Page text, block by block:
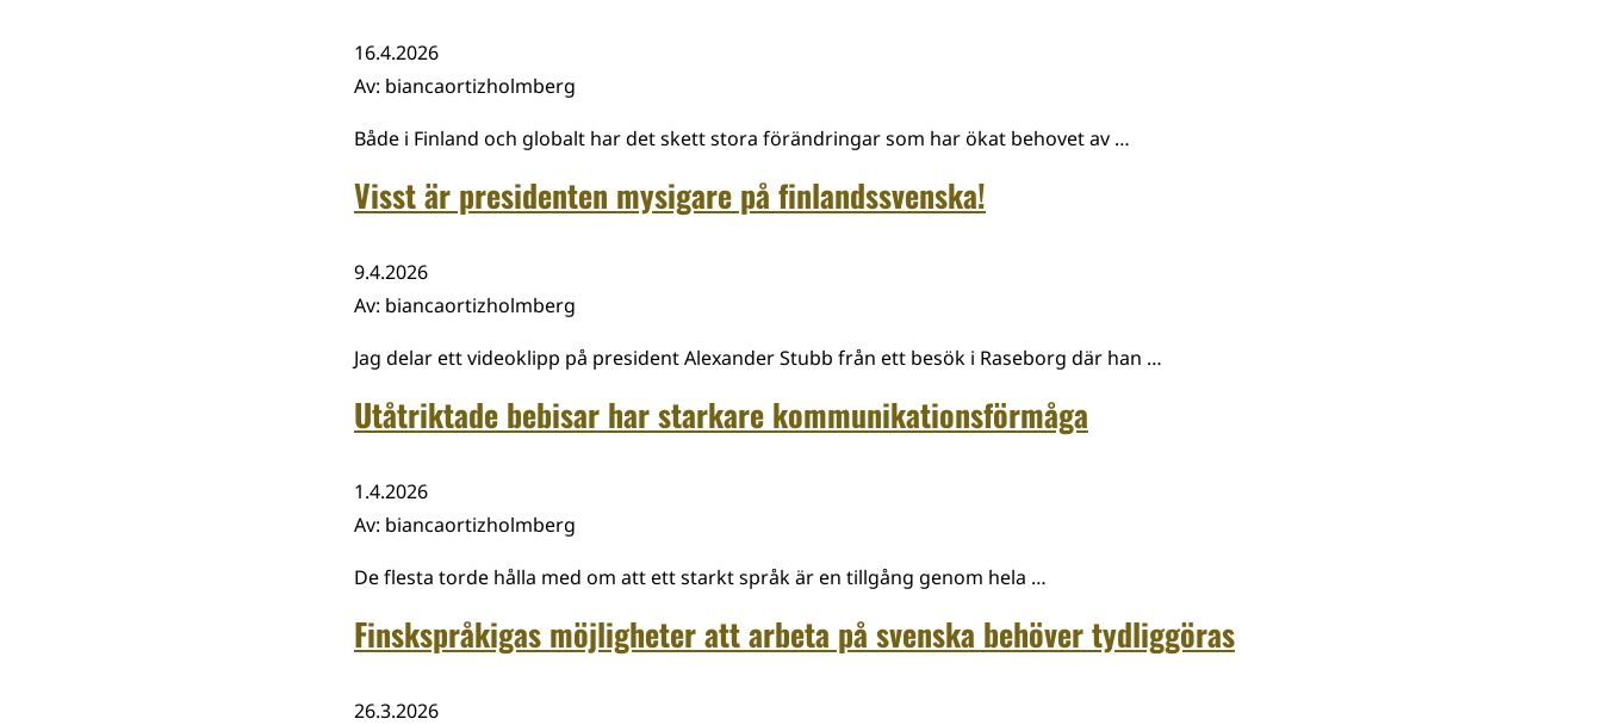
16.4.2026
Av: biancaortizholmberg
Både i Finland och globalt har det skett stora förändringar som har ökat behovet av …
Visst är presidenten mysigare på finlandssvenska!
9.4.2026
Av: biancaortizholmberg
Jag delar ett videoklipp på president Alexander Stubb från ett besök i Raseborg där han …
Utåtriktade bebisar har starkare kommunikationsförmåga
1.4.2026
Av: biancaortizholmberg
De flesta torde hålla med om att ett starkt språk är en tillgång genom hela …
Finskspråkigas möjligheter att arbeta på svenska behöver tydliggöras
26.3.2026